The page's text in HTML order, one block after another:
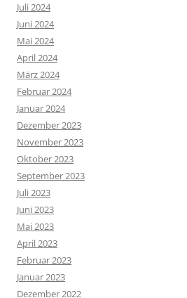
Juli 2024
Juni 2024
Mai 2024
April 2024
März 2024
Februar 2024
Januar 2024
Dezember 2023
November 2023
Oktober 2023
September 2023
Juli 2023
Juni 2023
Mai 2023
April 2023
Februar 2023
Januar 2023
Dezember 2022